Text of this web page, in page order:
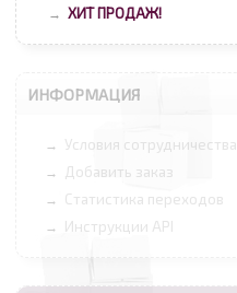
→ ХИТ ПРОДАЖ!
ИНФОРМАЦИЯ
→ Условия сотрудничества
→ Добавить заказ
→ Статистика переходов
→ Инструкции API